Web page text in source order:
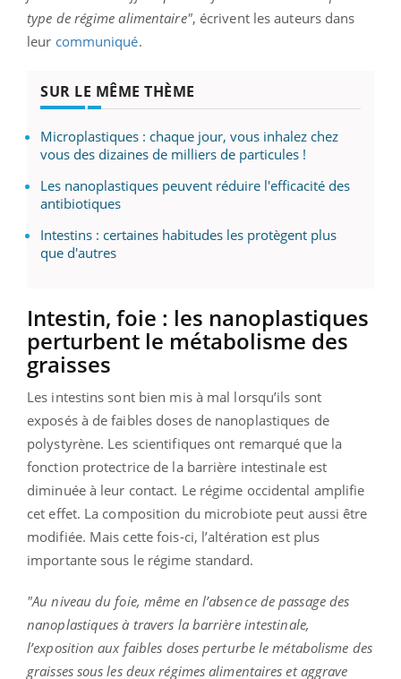
type de régime alimentaire", écrivent les auteurs dans
leur communiqué.
SUR LE MÊME THÈME
Microplastiques : chaque jour, vous inhalez chez
vous des dizaines de milliers de particules !
Les nanoplastiques peuvent réduire l'efficacité des
antibiotiques
Intestins : certaines habitudes les protègent plus
que d'autres
Intestin, foie : les nanoplastiques
perturbent le métabolisme des
graisses
Les intestins sont bien mis à mal lorsqu’ils sont
exposés à de faibles doses de nanoplastiques de
polystyrène. Les scientifiques ont remarqué que la
fonction protectrice de la barrière intestinale est
diminuée à leur contact. Le régime occidental amplifie
cet effet. La composition du microbiote peut aussi être
modifiée. Mais cette fois-ci, l’altération est plus
importante sous le régime standard.
"Au niveau du foie, même en l’absence de passage des
nanoplastiques à travers la barrière intestinale,
l’exposition aux faibles doses perturbe le métabolisme des
graisses sous les deux régimes alimentaires et aggrave